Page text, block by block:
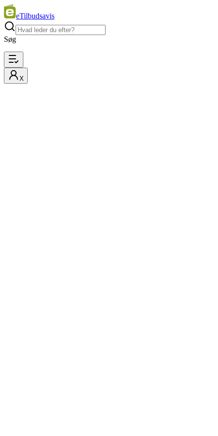
eTilbudsavis
Søg
X